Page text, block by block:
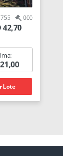
755 000
42,70
Lote